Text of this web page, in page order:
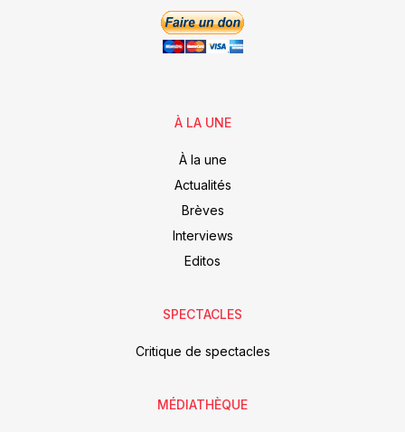
À LA UNE
À la une
Actualités
Brèves
Interviews
Editos
SPECTACLES
Critique de spectacles
MÉDIATHÈQUE